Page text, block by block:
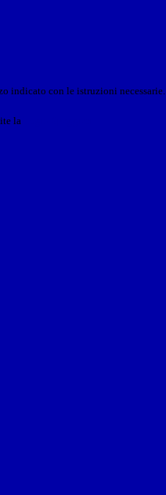
indicato con le istruzioni necessarie.
la